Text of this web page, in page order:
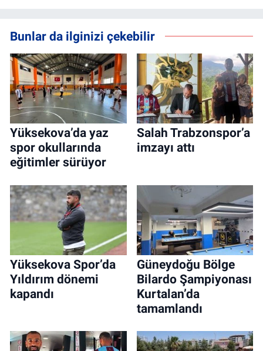
Bunlar da ilginizi çekebilir
Yüksekova’da yaz
spor okullarında
eğitimler sürüyor
Salah Trabzonspor’a
imzayı attı
Yüksekova Spor’da
Yıldırım dönemi
kapandı
Güneydoğu Bölge
Bilardo Şampiyonası
Kurtalan’da
tamamlandı